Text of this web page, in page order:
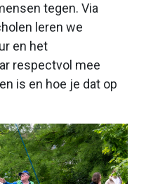
tegen. Via
leren we
en het
respectvol mee
is en hoe je dat op